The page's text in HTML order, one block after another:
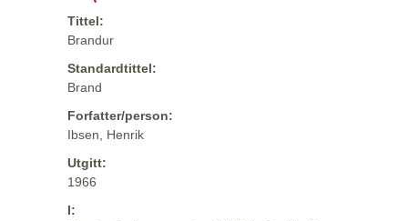
Tittel:
Brandur
Standardtittel:
Brand
Forfatter/person:
Ibsen, Henrik
Utgitt:
1966
I: